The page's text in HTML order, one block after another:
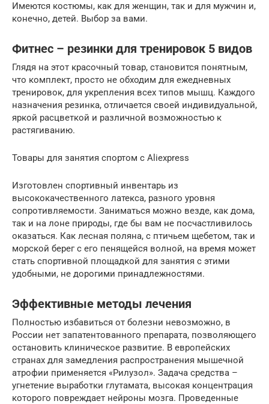
Имеются костюмы, как для женщин, так и для мужчин и,
конечно, детей. Выбор за вами.
Фитнес – резинки для тренировок 5 видов
Глядя на этот красочный товар, становится понятным,
что комплект, просто не обходим для ежедневных
тренировок, для укрепления всех типов мышц. Каждого
назначения резинка, отличается своей индивидуальной,
яркой расцветкой и различной возможностью к
растягиванию.
Товары для занятия спортом с Aliexpress
Изготовлен спортивный инвентарь из
высококачественного латекса, разного уровня
сопротивляемости. Заниматься можно везде, как дома,
так и на лоне природы, где бы вам не посчастливилось
оказаться. Как лесная поляна, с птичьем щебетом, так и
морской берег с его пенящейся волной, на время может
стать спортивной площадкой для занятия с этими
удобными, не дорогими принадлежностями.
Эффективные методы лечения
Полностью избавиться от болезни невозможно, в
России нет запатентованного препарата, позволяющего
остановить клиническое развитие. В европейских
странах для замедления распространения мышечной
атрофии применяется «Рилузол». Задача средства –
угнетение выработки глутамата, высокая концентрация
которого повреждает нейроны мозга. Проведенные